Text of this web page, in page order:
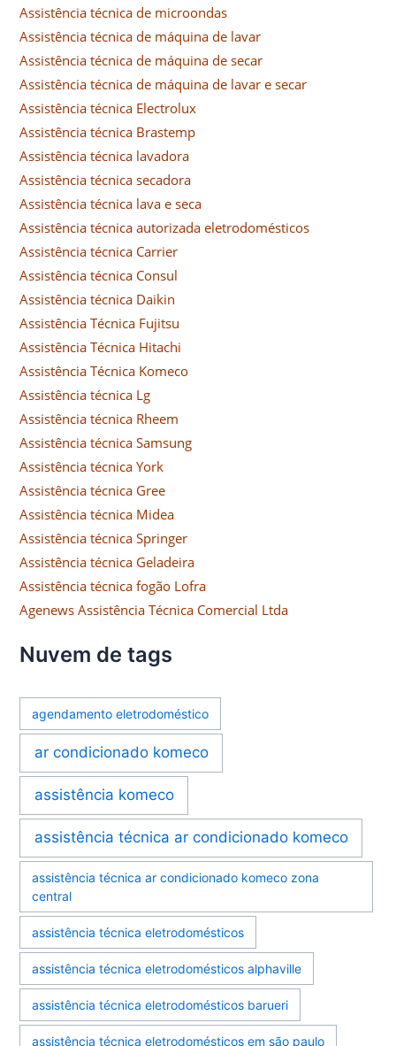
Assistência técnica de microondas
Assistência técnica de máquina de lavar
Assistência técnica de máquina de secar
Assistência técnica de máquina de lavar e secar
Assistência técnica Electrolux
Assistência técnica Brastemp
Assistência técnica lavadora
Assistência técnica secadora
Assistência técnica lava e seca
Assistência técnica autorizada eletrodomésticos
Assistência técnica Carrier
Assistência técnica Consul
Assistência técnica Daikin
Assistência Técnica Fujitsu
Assistência Técnica Hitachi
Assistência Técnica Komeco
Assistência técnica Lg
Assistência técnica Rheem
Assistência técnica Samsung
Assistência técnica York
Assistência técnica Gree
Assistência técnica Midea
Assistência técnica Springer
Assistência técnica Geladeira
Assistência técnica fogão Lofra
Agenews Assistência Técnica Comercial Ltda
Nuvem de tags
agendamento eletrodoméstico
ar condicionado komeco
assistência komeco
assistência técnica ar condicionado komeco
assistência técnica ar condicionado komeco zona
central
assistência técnica eletrodomésticos
assistência técnica eletrodomésticos alphaville
assistência técnica eletrodomésticos barueri
assistência técnica eletrodomésticos em são paulo